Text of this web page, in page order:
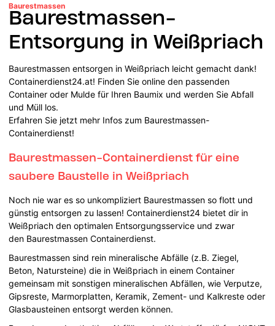
Baurestmassen
Baurestmassen-
Entsorgung in Weißpriach
Baurestmassen entsorgen in Weißpriach leicht gemacht dank!
Containerdienst24.at! Finden Sie online den passenden
Container oder Mulde für Ihren Baumix und werden Sie Abfall
und Müll los.
Erfahren Sie jetzt mehr Infos zum Baurestmassen-
Containerdienst!
Baurestmassen-Containerdienst für eine
saubere Baustelle in Weißpriach
Noch nie war es so unkompliziert Baurestmassen so flott und
günstig entsorgen zu lassen! Containerdienst24 bietet dir in
Weißpriach den optimalen Entsorgungsservice und zwar
den Baurestmassen Containerdienst.
Baurestmassen sind rein mineralische Abfälle (z.B. Ziegel,
Beton, Natursteine) die in Weißpriach in einem Container
gemeinsam mit sonstigen mineralischen Abfällen, wie Verputze,
Gipsreste, Marmorplatten, Keramik, Zement- und Kalkreste oder
Glasbausteinen entsorgt werden können.